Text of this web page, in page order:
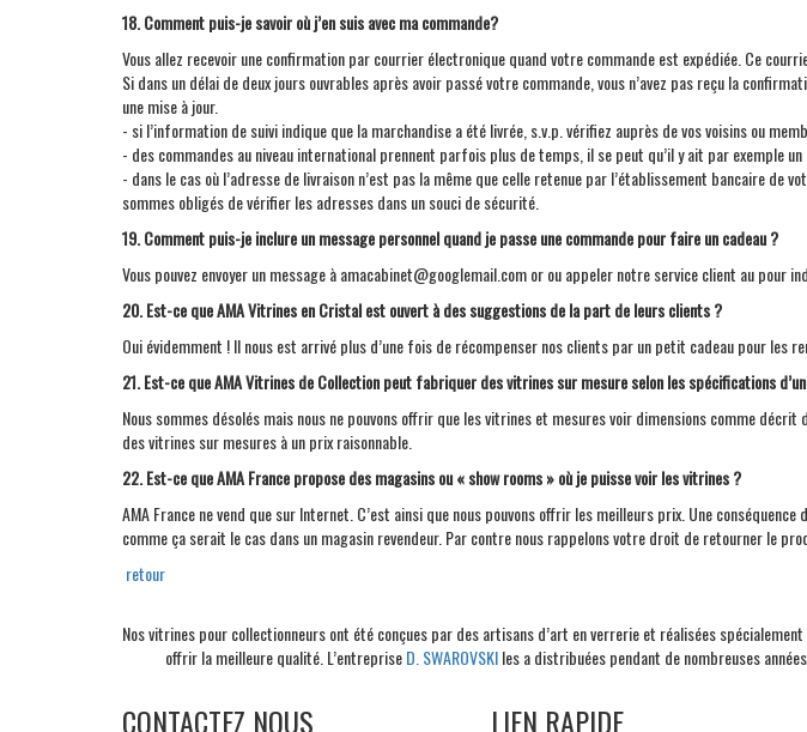
18. Comment puis-je savoir où j’en suis avec ma commande?
Vous allez recevoir une confirmation par courrier électronique quand votre commande est expédiée. Ce
Si dans un délai de deux jours ouvrables après avoir passé votre commande, vous n’avez pas reçu la
une mise à jour.
- si l’information de suivi indique que la marchandise a été livrée, s.v.p. vérifiez auprès de vos voisins ou
- des commandes au niveau international prennent parfois plus de temps, il se peut qu’il y ait par exemple
- dans le cas où l’adresse de livraison n’est pas la même que celle retenue par l’établissement bancaire
sommes obligés de vérifier les adresses dans un souci de sécurité.
19. Comment puis-je inclure un message personnel quand je passe une commande pour faire un cadeau ?
Vous pouvez envoyer un message à amacabinet@googlemail.com or ou appeler notre service client au pour
20. Est-ce queAMAVitrines en Cristal est ouvert à des suggestions de la part de leurs clients ?
Oui évidemment ! Il nous est arrivé plus d’une fois de récompenser nos clients par un petit cadeau pour
21. Est-ce queAMAVitrines de Collection peut fabriquer des vitrines sur mesure selon les spécifications
Nous sommes désolés mais nous ne pouvons offrir que les vitrines et mesures voir dimensions comme
des vitrines sur mesures à un prix raisonnable.
22. Est-ce queAMAFrance propose des magasins ou « show rooms » où je puisse voir les vitrines ?
AMAFrance ne vend que sur Internet. C’est ainsi que nous pouvons offrir les meilleurs prix. Une
comme ça serait le cas dans un magasin revendeur. Par contre nous rappelons votre droit de retourner le
retour
Nos vitrines pour collectionneurs ont été conçues par des artisans d’art en verrerie et réalisées
offrir la meilleure qualité. L’entrepriseD. SWAROVSKIles a distribuées pendant de nombreuses
CONTACTEZ NOUS LIEN RAPIDE